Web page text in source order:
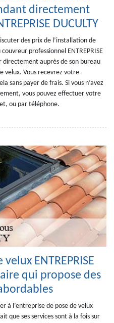
directement
DUCULTY
des prix de l’installation de
professionnel ENTREPRISE
directement auprès de son bureau
velux. Vous recevrez votre
sans payer de frais. Si vous n’avez
vous pouvez effectuer votre
ou par téléphone.
ENTREPRISE
qui propose des
à l’entreprise de pose de velux
que ses services sont à la fois sur